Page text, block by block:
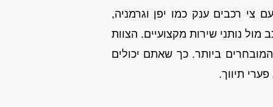
צי רכבים ענק כמו יפן וגרמניה,
נותני שירות מקצועיים. הצוות
ביותר. כך שאתם יכולים
תיווך.